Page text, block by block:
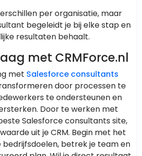
per organisatie, maar
begeleidt je bij elke stap en
resultaten behaalt.
met CRMForce.nl
met Salesforce consultants
door processen te
te ondersteunen en
Door te werken met
Salesforce consultants site,
uit je CRM. Begin met het
bedrijfsdoelen, betrek je team en